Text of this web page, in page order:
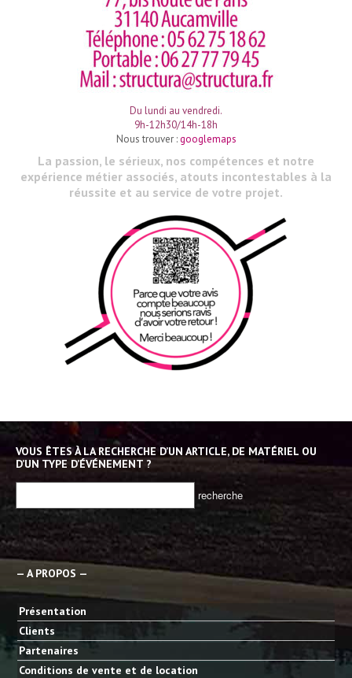
Du lundi au vendredi.
9h-12h30/14h-18h
Nous trouver :googlemaps
La passion, le sérieux, nos compétences et notre
expérience métier associés, atouts incontestables à la
réussite et au service de votre projet.
VOUS ÊTES À LA RECHERCHE D’UN ARTICLE, DE MATÉRIEL OU
D’UN TYPE D’ÉVÉNEMENT ?
— A PROPOS —
Présentation
Clients
Partenaires
Conditions de vente et de location